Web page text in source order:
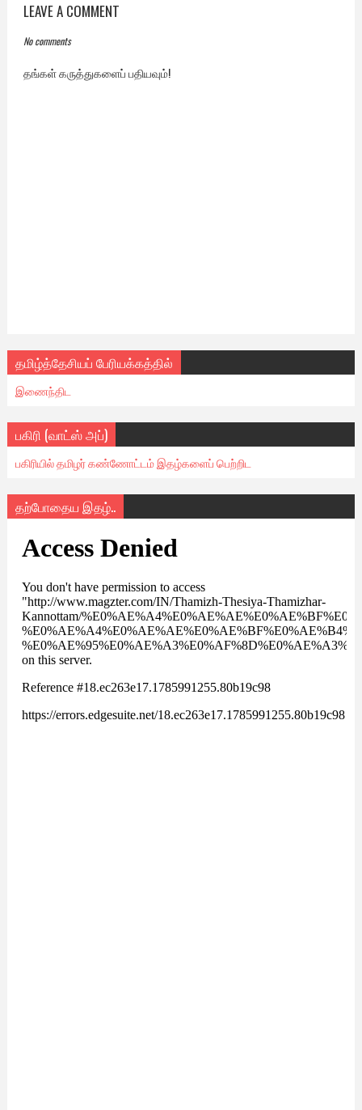
LEAVE A COMMENT
No comments
தங்கள் கருத்துகளைப் பதியவும்!
தமிழ்த்தேசியப் பேரியக்கத்தில்
இணைந்திட
பகிரி (வாட்ஸ் அப்)
பகிரியில் தமிழர் கண்ணோட்டம் இதழ்களைப் பெற்றிட
தற்போதைய இதழ்..